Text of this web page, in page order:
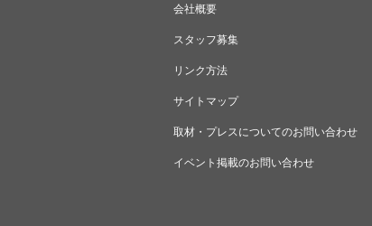
会社概要
スタッフ募集
リンク方法
サイトマップ
取材・プレスについてのお問い合わせ
イベント掲載のお問い合わせ